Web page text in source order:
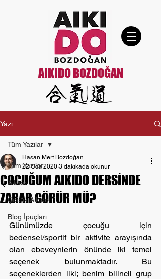
AIKIDO BOZDOĞAN
Yazı
Tüm Yazılar
Aikido
Çocuk Aikido
Blog İpuçları
Tüm Yazılar
ÇOCUĞUM AIKIDO DERSİNDE
ZARAR GÖRÜR MÜ?
Hasan Mert Bozdoğan
22 Oca 2020 3 dakikada okunur
Günümüzde çocuğu için
bedensel/sportif bir aktivite arayışında
olan ebeveynlerin önünde iki temel
seçenek bulunmaktadır. Bu
seçeneklerden ilki; benim bilincil grup